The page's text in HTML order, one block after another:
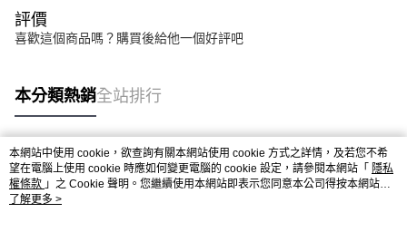
評價
喜歡這個商品嗎？購買後給他一個好評吧
本分類熱銷全站排行
熱門標籤
本網站中使用 cookie，欲查詢有關本網站使用 cookie 方式之詳情，及若您不希
望在電腦上使用 cookie 時應如何變更電腦的 cookie 設定，請參閱本網站「 隱私
權條款 」之 Cookie 聲明。您繼續使用本網站即表示您同意本公司得按本網站使
用條款之 Cookie 聲明使用 cookie。
了解更多 >